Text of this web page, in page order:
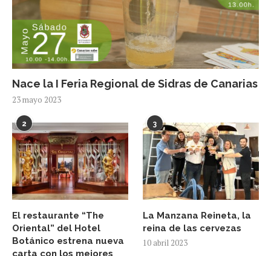
Nace la I Feria Regional de Sidras de Canarias
23 mayo 2023
2
El restaurante “The
Oriental” del Hotel
Botánico estrena nueva
carta con los mejores
3
La Manzana Reineta, la
reina de las cervezas
10 abril 2023